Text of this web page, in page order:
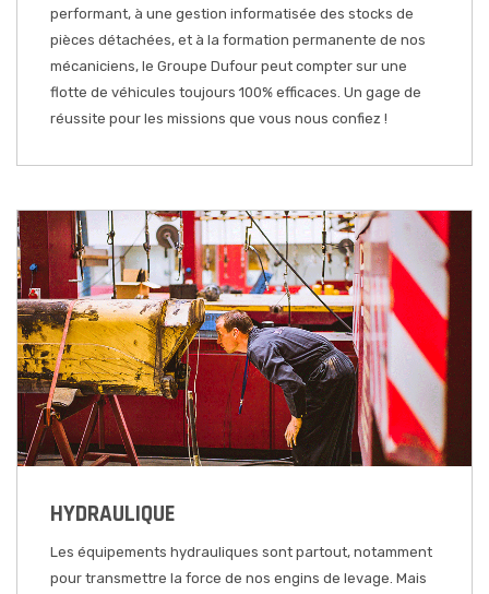
performant, à une gestion informatisée des stocks de
pièces détachées, et à la formation permanente de nos
mécaniciens, le Groupe Dufour peut compter sur une
flotte de véhicules toujours 100% efficaces. Un gage de
réussite pour les missions que vous nous confiez !
HYDRAULIQUE
Les équipements hydrauliques sont partout, notamment
pour transmettre la force de nos engins de levage. Mais